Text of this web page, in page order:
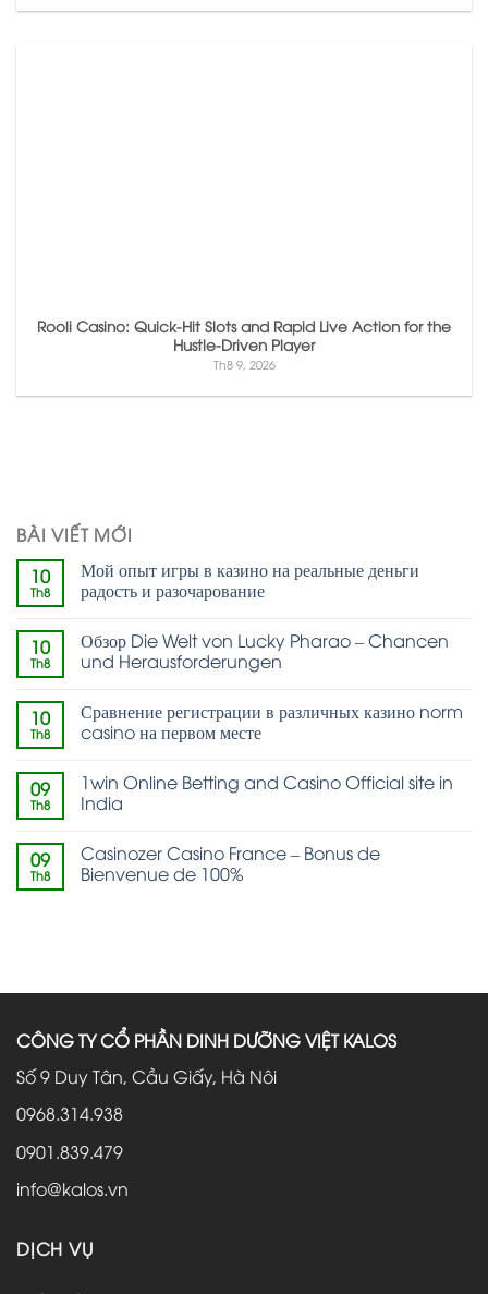
Rooli Casino: Quick‑Hit Slots and Rapid Live Action for the
Hustle‑Driven Player
Th8 9, 2026
BÀI VIẾT MỚI
10
Th8
Мой опыт игры в казино на реальные деньги
радость и разочарование
10
Th8
Обзор Die Welt von Lucky Pharao – Chancen
und Herausforderungen
10
Th8
Сравнение регистрации в различных казино norm
casino на первом месте
09
Th8
1win Online Betting and Casino Official site in
India
09
Th8
Casinozer Casino France – Bonus de
Bienvenue de 100%
CÔNG TY CỔ PHẦN DINH DƯỠNG VIỆT KALOS
Số 9 Duy Tân, Cầu Giấy, Hà Nôi
0968.314.938
0901.839.479
info@kalos.vn
DỊCH VỤ